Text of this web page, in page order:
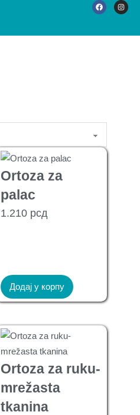
Ortoza za
palac
1.210 рсд
Додај у корпу
Ortoza za ruku-
mrežasta
tkanina